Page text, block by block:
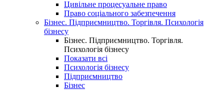
Цивільне процесуальне право
Право соціального забезпечення
Бізнес. Підприємництво. Торгівля. Психологія
бізнесу
Бізнес. Підприємництво. Торгівля.
Психологія бізнесу
Показати всі
Психологія бізнесу
Підприємництво
Бізнес